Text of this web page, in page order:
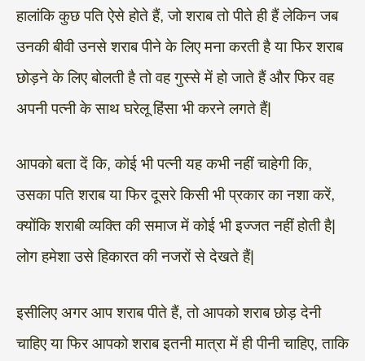
हालांकि कुछ पति ऐसे होते हैं, जो शराब तो पीते ही हैं लेकिन जब
उनकी बीवी उनसे शराब पीने के लिए मना करती है या फिर शराब
छोड़ने के लिए बोलती है तो वह गुस्से में हो जाते हैं और फिर वह
अपनी पत्नी के साथ घरेलू हिंसा भी करने लगते हैं|
आपको बता दें कि, कोई भी पत्नी यह कभी नहीं चाहेगी कि,
उसका पति शराब या फिर दूसरे किसी भी प्रकार का नशा करें,
क्योंकि शराबी व्यक्ति की समाज में कोई भी इज्जत नहीं होती है|
लोग हमेशा उसे हिकारत की नजरों से देखते हैं|
इसीलिए अगर आप शराब पीते हैं, तो आपको शराब छोड़ देनी
चाहिए या फिर आपको शराब इतनी मात्रा में ही पीनी चाहिए, ताकि